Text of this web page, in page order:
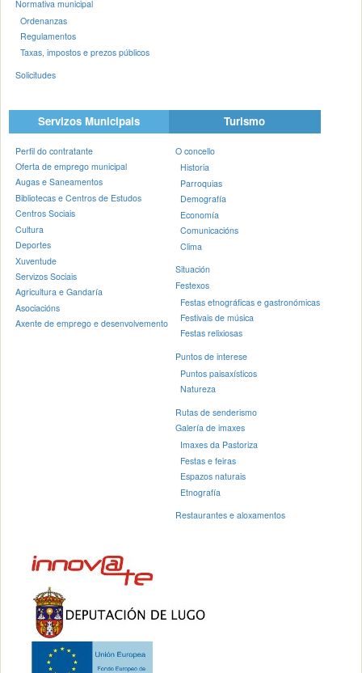
Normativa municipal
Ordenanzas
Regulamentos
Taxas, impostos e prezos públicos
Solicitudes
Servizos Municipais
Perfil do contratante
Oferta de emprego municipal
Augas e Saneamentos
Bibliotecas e Centros de Estudos
Centros Sociais
Cultura
Deportes
Xuventude
Servizos Sociais
Agricultura e Gandaría
Asociacións
Axente de emprego e desenvolvemento
Turismo
O concello
Historia
Parroquias
Demografía
Economía
Comunicacións
Clima
Situación
Festexos
Festas etnográficas e gastronómicas
Festivais de música
Festas relixiosas
Puntos de interese
Puntos paisaxísticos
Natureza
Rutas de senderismo
Galería de imaxes
Imaxes da Pastoriza
Festas e feiras
Espazos naturais
Etnografía
Restaurantes e aloxamentos